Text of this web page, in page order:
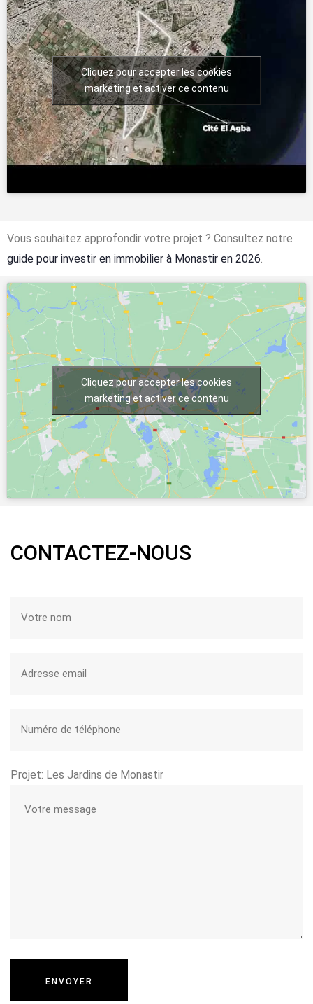
Cliquez pour accepter les cookies
marketing et activer ce contenu
Vous souhaitez approfondir votre projet ? Consultez notre
guide pour investir en immobilier à Monastir en 2026.
Cliquez pour accepter les cookies
marketing et activer ce contenu
CONTACTEZ-NOUS
Projet: Les Jardins de Monastir